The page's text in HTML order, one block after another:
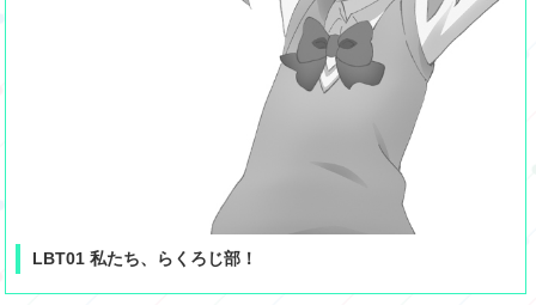
LBT01 私たち、らくろじ部！